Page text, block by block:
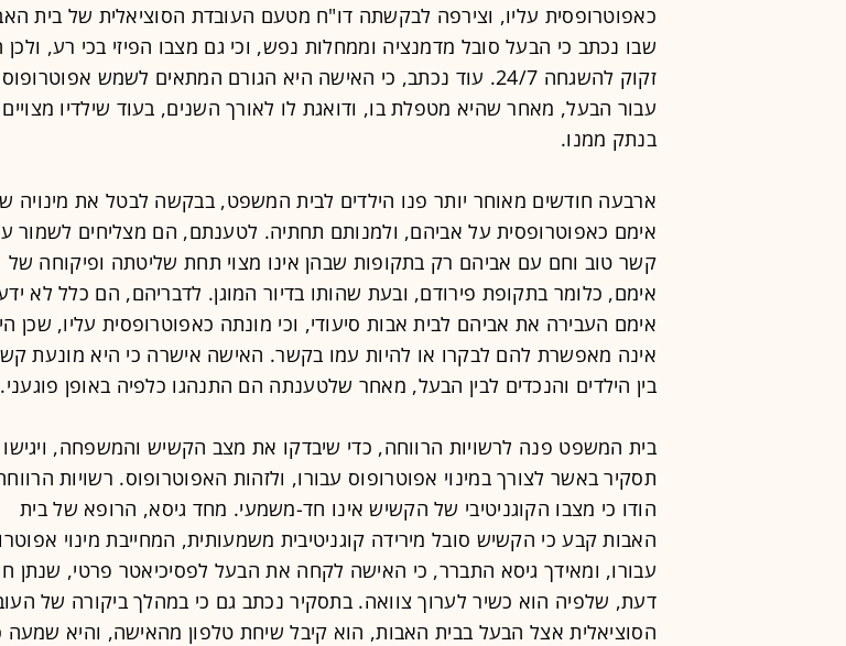
כאפוטרופסית עליו, וצירפה לבקשתה דו"ח מטעם העובדת הסוציאלית של בית
שבו נכתב כי הבעל סובל מדמנציה וממחלות נפש, וכי גם מצבו הפיזי בכי רע, ולכן
זקוק להשגחה 24/7. עוד נכתב, כי האישה היא הגורם המתאים לשמש אפוטרופוס
עבור הבעל, מאחר שהיא מטפלת בו, ודואגת לו לאורך השנים, בעוד שילדיו מצויים
בנתק ממנו.
ארבעה חודשים מאוחר יותר פנו הילדים לבית המשפט, בבקשה לבטל את מינויה
אימם כאפוטרופסית על אביהם, ולמנותם תחתיה. לטענתם, הם מצליחים לשמור
קשר טוב וחם עם אביהם רק בתקופות שבהן אינו מצוי תחת שליטתה ופיקוחה של
אימם, כלומר בתקופת פירודם, ובעת שהותו בדיור המוגן. לדבריהם, הם כלל לא
אימם העבירה את אביהם לבית אבות סיעודי, וכי מונתה כאפוטרופסית עליו, שכן
אינה מאפשרת להם לבקרו או להיות עמו בקשר. האישה אישרה כי היא מונעת
בין הילדים והנכדים לבין הבעל, מאחר שלטענתה הם התנהגו כלפיה באופן פוגעני.
בית המשפט פנה לרשויות הרווחה, כדי שיבדקו את מצב הקשיש והמשפחה, ויגישו
תסקיר באשר לצורך במינוי אפוטרופוס עבורו, ולזהות האפוטרופוס. רשויות
הודו כי מצבו הקוגניטיבי של הקשיש אינו חד-משמעי. מחד גיסא, הרופא של בית
האבות קבע כי הקשיש סובל מירידה קוגניטיבית משמעותית, המחייבת מינוי
עבורו, ומאידך גיסא התברר, כי האישה לקחה את הבעל לפסיכיאטר פרטי, שנתן
דעת, שלפיה הוא כשיר לערוך צוואה. בתסקיר נכתב גם כי במהלך ביקורה של
הסוציאלית אצל הבעל בבית האבות, הוא קיבל שיחת טלפון מהאישה, והיא שמעה